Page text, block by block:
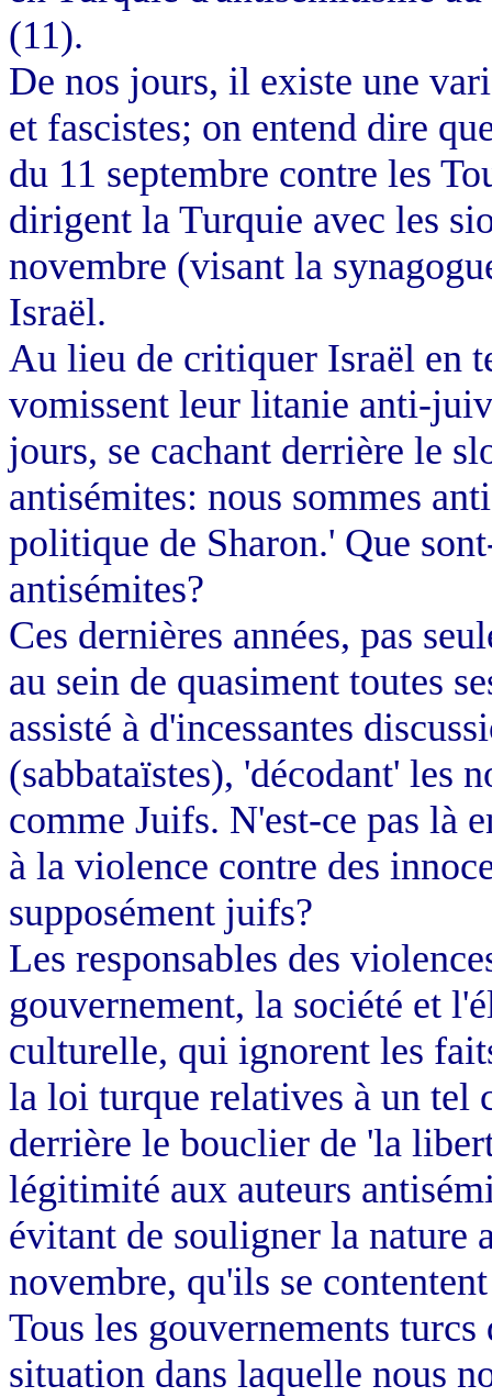
(11).
De nos jours, il existe une
et fascistes; on entend dire
du 11 septembre contre les
dirigent la Turquie avec les
novembre (visant la
Israël.
Au lieu de critiquer Israël en
vomissent leur litanie anti-
jours, se cachant derrière le
antisémites: nous sommes
politique de Sharon.' Que
antisémites?
Ces dernières années, pas
au sein de quasiment toutes
assisté à d'incessantes
(sabbataïstes), 'décodant' les
comme Juifs. N'est-ce pas là
à la violence contre des
supposément juifs?
Les responsables des
gouvernement, la société et
culturelle, qui ignorent les
la loi turque relatives à un tel
derrière le bouclier de 'la
légitimité aux auteurs
évitant de souligner la nature
novembre, qu'ils se
Tous les gouvernements
situation dans laquelle nous